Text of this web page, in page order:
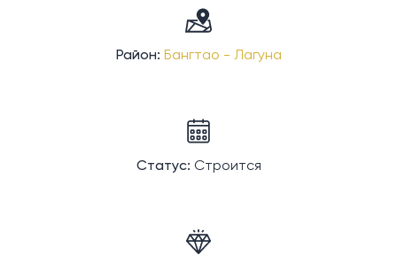
Район: Бангтао - Лагуна
Статус: Строится